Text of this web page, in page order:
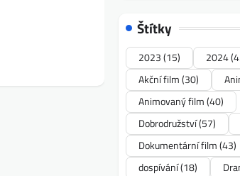
Štítky
2023(15) 2024
Akční film(30)
Animovaný film(40)
Dobrodružství(57)
Dokumentární film(43)
dospívání(18)